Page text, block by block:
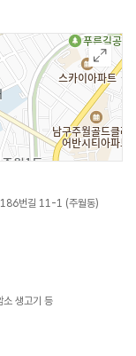
번길 11-1 (주월동)
소 생고기 등